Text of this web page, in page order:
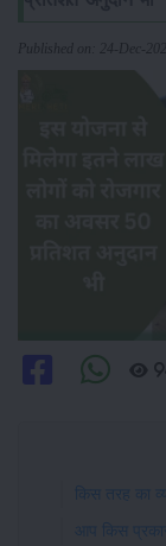
Published on: 24-Dec-2022
किस तरह का
आप किस